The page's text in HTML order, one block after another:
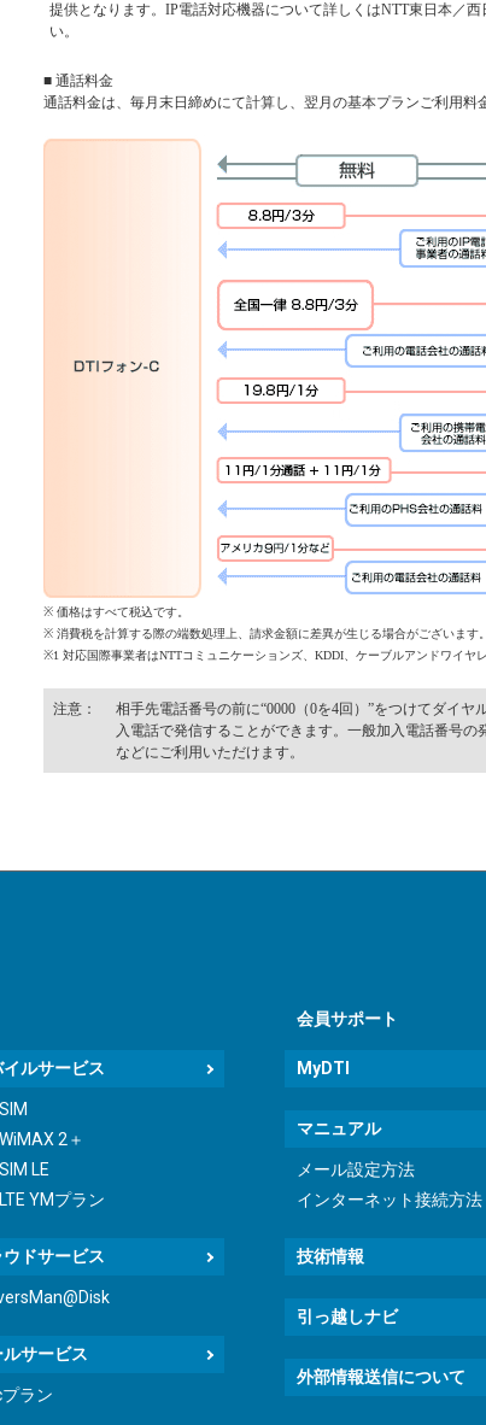
提供となります。IP電話対応機器について詳しくはNTT東日本／
い。
■ 通話料金
通話料金は、毎月末日締めにて計算し、翌月の基本プランご利用料
※ 価格はすべて税込です。
※ 消費税を計算する際の端数処理上、請求金額に差異が生じる場合がございます。
※1 対応国際事業者はNTTコミュニケーションズ、KDDI、ケーブルアンドワイヤレ
注意：
相手先電話番号の前に“0000（0を4回）”をつけてダイヤ
入電話で発信することができます。一般加入電話番号の
などにご利用いただけます。
イルサービス
2＋
LE
YMプラン
ウドサービス
ルサービス
ラン
会員サポート
MyDTI
マニュアル
メール設定方法
インターネット接続方法
技術情報
引っ越しナビ
外部情報送信について